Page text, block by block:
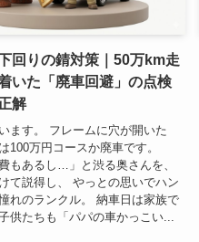
回りの錆対策｜50万km走
いた「廃車回避」の点検
解
ます。 フレームに穴が開いた
100万円コースか廃車です。
もあるし…」と渋る奥さんを、
て説得し、 やっとの思いでハン
れのランクル。 納車日は家族で
供たちも「パパの車かっこい...